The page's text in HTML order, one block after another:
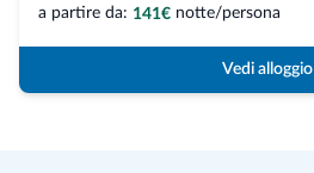
a partire da: 141€ notte/persona
Vedi alloggio